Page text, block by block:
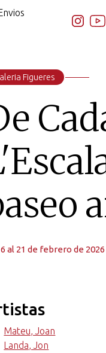
Figueres
al 21 de febrero de 2026
Mateu, Joan
Landa, Jon